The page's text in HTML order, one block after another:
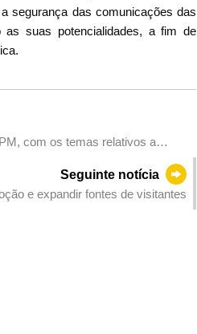
segurança das comunicações das
as suas potencialidades, a fim de
com os temas relativos a
Seguinte notícia
e expandir fontes de visitantes